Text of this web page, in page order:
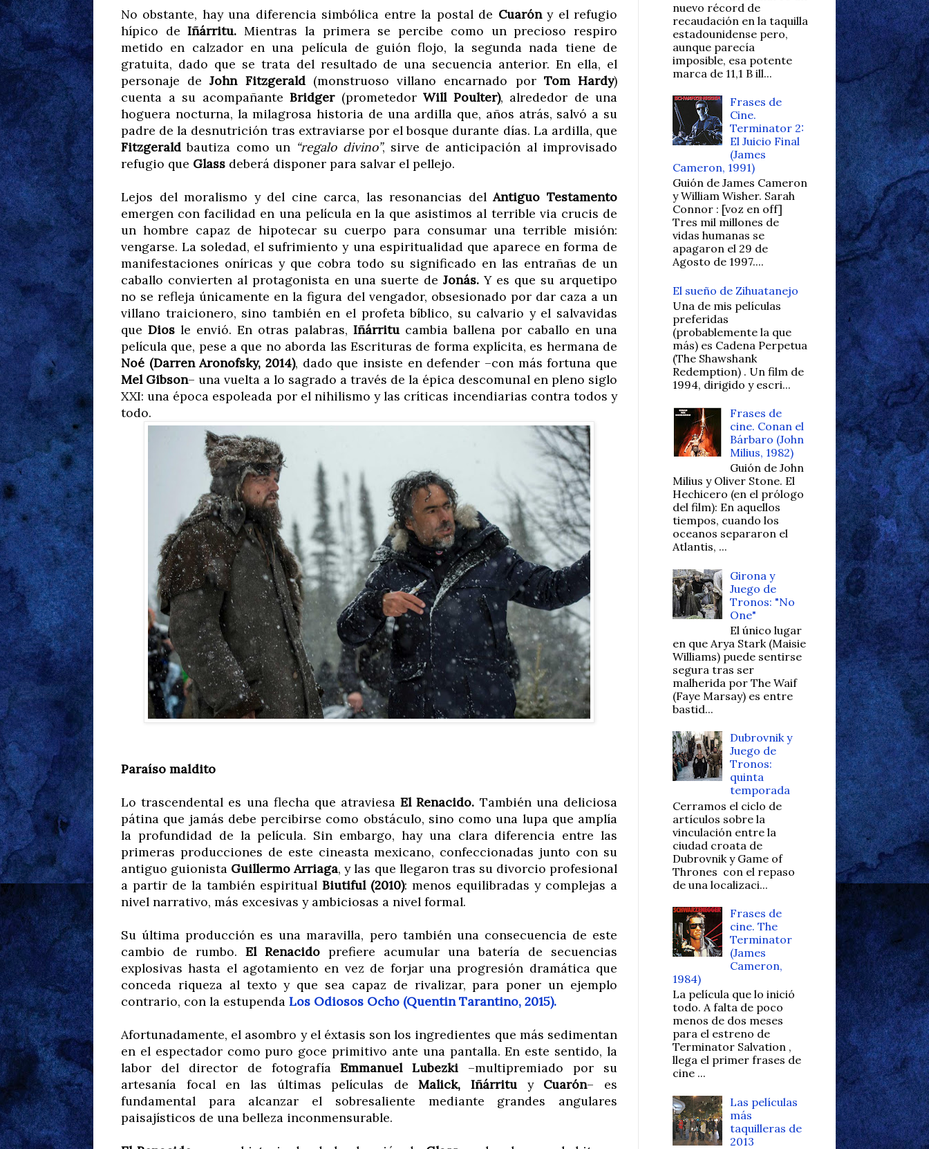
No obstante, hay una diferencia simbólica entre la postal de Cuaróny el refugio
hípico deIñárritu. Mientras la primera se percibe como un precioso respiro
metido en calzador en una película de guión flojo, la segunda nada tiene de
gratuita, dado que se trata del resultado de una secuencia anterior. En ella, el
personaje deJohn Fitzgerald(monstruoso villano encarnado por Tom Hardy)
cuenta a su acompañante Bridger(prometedor Will Poulter), alrededor de una
hoguera nocturna, la milagrosa historia de una ardilla que, años atrás, salvó a su
padre de la desnutrición tras extraviarse por el bosque durante días. La ardilla, que
Fitzgerald bautiza como un “regalo divino”, sirve de anticipación al improvisado
refugio que Glass deberá disponer para salvar el pellejo.
Lejos del moralismo y del cine carca, las resonancias delAntiguo Testamento
emergen con facilidad en una película en la que asistimos al terrible via crucis de
un hombre capaz de hipotecar su cuerpo para consumar una terrible misión:
vengarse. La soledad, el sufrimiento y una espiritualidad que aparece en forma de
manifestaciones oníricas y que cobra todo su significado en las entrañas de un
caballo convierten al protagonista en una suerte de Jonás. Y es que su arquetipo
no se refleja únicamente en la figura del vengador, obsesionado por dar caza a un
villano traicionero, sino también en el profeta bíblico, su calvario y el salvavidas
que Dios le envió. En otras palabras, Iñárritu cambia ballena por caballo en una
película que, pese a que no aborda las Escrituras de forma explícita, es hermana de
Noé (Darren Aronofsky, 2014), dado que insiste en defender –con más fortuna que
Mel Gibson– una vuelta a lo sagrado a través de la épica descomunal en pleno siglo
XXI: una época espoleada por el nihilismo y las críticas incendiarias contra todos y
todo.
Paraíso maldito
Lo trascendental es una flecha que atraviesaEl Renacido. También una deliciosa
pátina que jamás debe percibirse como obstáculo, sino como una lupa que amplía
la profundidad de la película. Sin embargo, hay una clara diferencia entre las
primeras producciones de este cineasta mexicano, confeccionadas junto con su
antiguo guionista Guillermo Arriaga, y las que llegaron tras su divorcio profesional
a partir de la también espiritual Biutiful (2010): menos equilibradas y complejas a
nivel narrativo, más excesivas y ambiciosas a nivel formal.
Su última producción es una maravilla, pero también una consecuencia de este
cambio de rumbo. El Renacido prefiere acumular una batería de secuencias
explosivas hasta el agotamiento en vez de forjar una progresión dramática que
conceda riqueza al texto y que sea capaz de rivalizar, para poner un ejemplo
contrario, con la estupenda Los Odiosos Ocho (Quentin Tarantino, 2015).
Afortunadamente, el asombro y el éxtasis son los ingredientes que más sedimentan
en el espectador como puro goce primitivo ante una pantalla. En este sentido, la
labor del director de fotografíaEmmanuel Lubezki –multipremiado por su
artesanía focal en las últimas películas deMalick, Iñárritu y Cuarón– es
fundamental para alcanzar el sobresaliente mediante grandes angulares
paisajísticos de una belleza inconmensurable.
nuevo récord de
recaudación en la taquilla
estadounidense pero,
aunque parecía
imposible, esa potente
marca de 11,1 B ill...
Frases de
Cine.
Terminator 2:
El Juicio Final
(James
Cameron, 1991)
Guión de James Cameron
y William Wisher. Sarah
Connor : [voz en off]
Tres mil millones de
vidas humanas se
apagaron el 29 de
Agosto de 1997....
El sueño de Zihuatanejo
Una de mis películas
preferidas
(probablemente la que
más) es Cadena Perpetua
(The Shawshank
Redemption) . Un film de
1994, dirigido y escri...
Frases de
cine. Conan el
Bárbaro (John
Milius, 1982)
Guión de John
Milius y Oliver Stone. El
Hechicero (en el prólogo
del film): En aquellos
tiempos, cuando los
oceanos separaron el
Atlantis, ...
Girona y
Juego de
Tronos: "No
One"
El único lugar
en que Arya Stark (Maisie
Williams) puede sentirse
segura tras ser
malherida por The Waif
(Faye Marsay) es entre
bastid...
Dubrovnik y
Juego de
Tronos:
quinta
temporada
Cerramos el ciclo de
artículos sobre la
vinculación entre la
ciudad croata de
Dubrovnik y Game of
Thrones con el repaso
de una localizaci...
Frases de
cine. The
Terminator
(James
Cameron,
1984)
La película que lo inició
todo. A falta de poco
menos de dos meses
para el estreno de
Terminator Salvation ,
llega el primer frases de
cine ...
Las películas
más
taquilleras de
2013